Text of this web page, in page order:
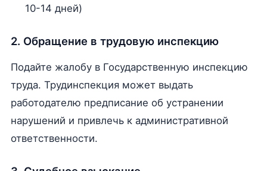
10-14 дней)
2. Обращение в трудовую инспекцию
Подайте жалобу в Государственную инспекцию
труда. Трудинспекция может выдать
работодателю предписание об устранении
нарушений и привлечь к административной
ответственности.